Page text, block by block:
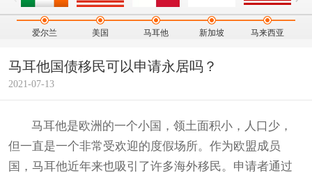
爱尔兰 美国 马耳他 新加坡 马来西亚
马耳他国债移民可以申请永居吗？
2021-07-13
马耳他是欧洲的一个小国，领土面积小，人口少，
但一直是一个非常受欢迎的度假场所。作为欧盟成员
国，马耳他近年来也吸引了许多海外移民。申请者通过